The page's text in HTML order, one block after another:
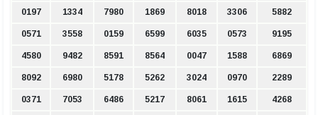
0197 1334 7980 1869 8018 3306 5882
0571 3558 0159 6599 6035 0573 9195
4580 9482 8591 8564 0047 1588 6869
8092 6980 5178 5262 3024 0970 2289
0371 7053 6486 5217 8061 1615 4268